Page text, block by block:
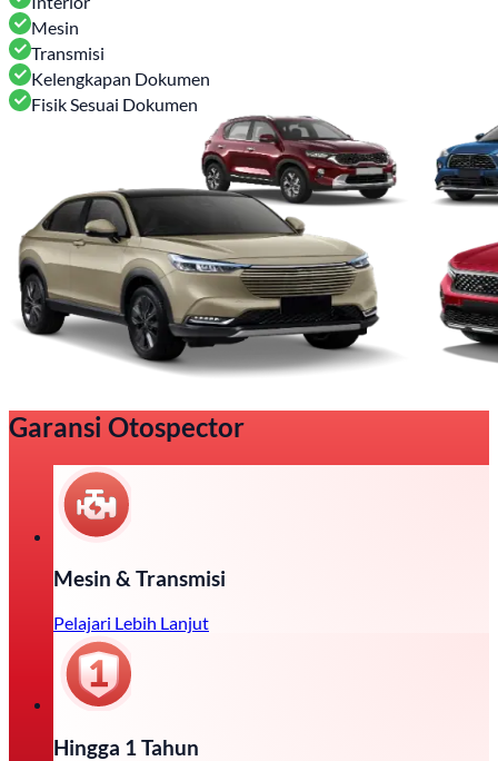
Mesin
Transmisi
Kelengkapan Dokumen
Fisik Sesuai Dokumen
Garansi Otospector
Mesin & Transmisi
Pelajari Lebih Lanjut
Hingga 1 Tahun